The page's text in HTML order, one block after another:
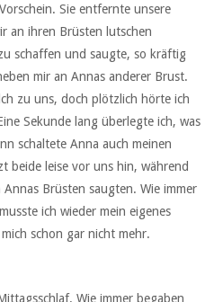
Sie entfernte unsere
an ihren Brüsten lutschen
schaffen und saugte, so kräftig
mir an Annas anderer Brust.
zu uns, doch plötzlich hörte ich
Sekunde lang überlegte ich, was
schaltete Anna auch meinen
beide leise vor uns hin, während
Brüsten saugten. Wie immer
ich wieder mein eigenes
schon gar nicht mehr.
Wie immer begaben